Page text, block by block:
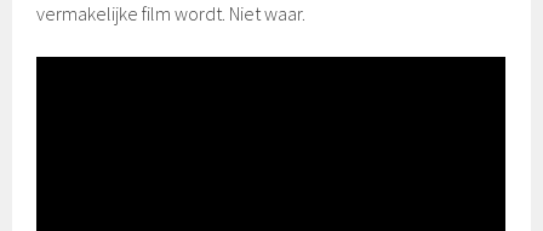
vermakelijke film wordt. Niet waar.